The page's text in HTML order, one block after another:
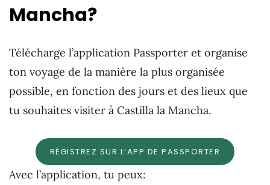
Mancha?
Télécharge l’application Passporter et organise
ton voyage de la manière la plus organisée
possible, en fonction des jours et des lieux que
tu souhaites visiter à Castilla la Mancha.
RÉGISTREZ SUR L’APP DE PASSPORTER
Avec l’application, tu peux: